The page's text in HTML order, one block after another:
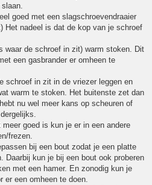
goed met een slagschroevendraaier
Het nadeel is dat de kop van je schroef
waar de schroef in zit) warm stoken. Dit
een gasbrander er omheen te
schroef in zit in de vriezer leggen en
warm te stoken. Het buitenste zet dan
nu wel meer kans op scheuren of
goed is kun je er in een andere
frezen.
bij een bout zodat je een platte
Daarbij kun je bij een bout ook proberen
met een hamer. En zonodig kun je
er een omheen te doen.